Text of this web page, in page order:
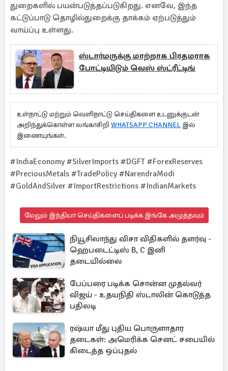
துறைகளில் பயன்படுத்தப்படுகிறது. எனவே, இந்த
கட்டுப்பாடு தொழில்துறைக்கு தாக்கம் ஏற்படுத்தும்
வாய்ப்பு உள்ளது.
ஸ்டார்மருக்கு மாற்றாக பிரதமராக
போட்டியிடும் வெஸ் ஸ்ட்ரீட்டிங்
உள்நாட்டு மற்றும் வெளிநாட்டு செய்திகளை உடனுக்குடன்
அறிந்துக்கொள்ள லங்காசிறி WHATSAPP CHANNEL இல்
இணையுங்கள்.
#IndiaEconomy #SilverImports #DGFT #ForexReserves
#PreciousMetals #TradePolicy #NarendraModi
#GoldAndSilver #ImportRestrictions #IndianMarkets
மேலும் இந்தியா செய்திகளைப் படிக்க இங்கே அழுத்தவும்
நியூசிலாந்து விசா விதிகளில் தளர்வு -
ஹெபடைட்டிஸ் B, C இனி
தடையில்லை
பேப்பரை படிக்க சொன்ன முதல்வர்
விஜய் - உதயநிதி ஸ்டாலின் கொடுத்த
பதிலடி
ரஷ்யா மீது புதிய பொருளாதார
தடைகள்: அமெரிக்க செனட் சபையில்
கிடைத்த ஒப்புதல்